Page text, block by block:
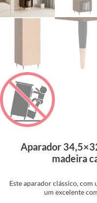
Aparador
madeira
Este aparador clássico, com
um excelente